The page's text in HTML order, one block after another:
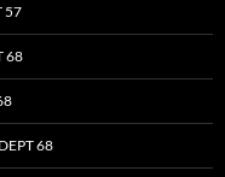
57
68
68